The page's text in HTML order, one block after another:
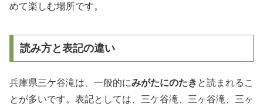
めて楽しむ場所です。
読み方と表記の違い
兵庫県三ケ谷滝は、一般的にみがたにのたき と読まれるこ
とが多いです。表記としては、三ケ谷滝、三ヶ谷滝、三ヶ